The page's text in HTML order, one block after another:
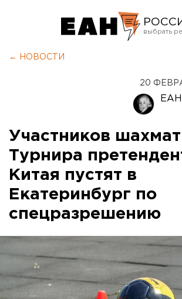
← НОВОСТИ
20
Участников
Турнира
Китая пустят в
Екатеринбург по
спецразрешению